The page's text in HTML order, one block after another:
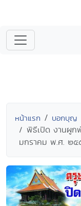
หน้าแรก บอกบุญ
พิธีเปิด งานผู
มกราคม พ.ศ. ๒๕